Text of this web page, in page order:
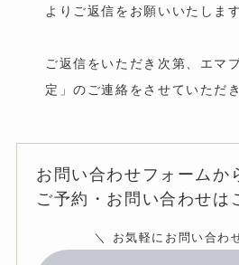
よりご返信をお願いいたします
ご返信をいただき次第、エマ
定」のご連絡をさせていただ
お問い合わせフォームか
ご予約・お問い合わせは
＼ お気軽にお問い合わ